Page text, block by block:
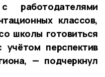
работодателями
классов,
школы готовиться
перспектив
— подчеркнул